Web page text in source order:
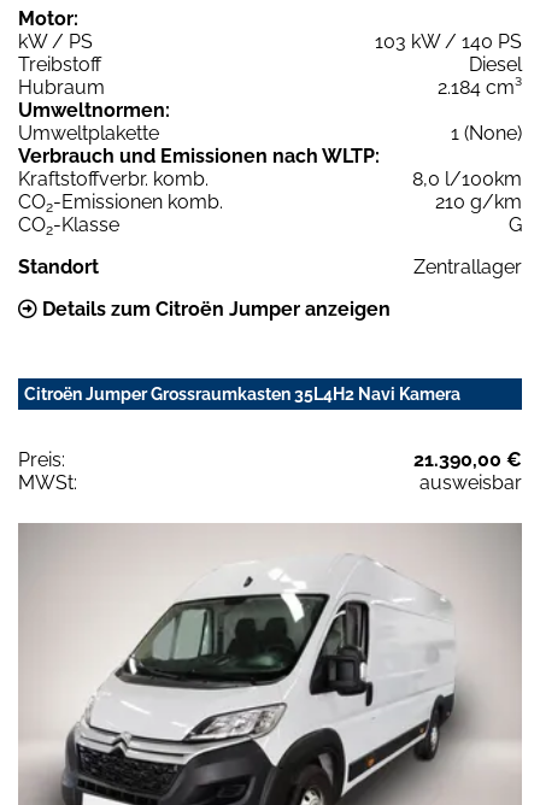
Motor:
kW / PS
103 kW / 140 PS
Treibstoff
Diesel
Hubraum
2.184 cm³
Umweltnormen:
Umweltplakette
1 (None)
Verbrauch und Emissionen nach WLTP:
Kraftstoffverbr. komb.
8,0 l/100km
CO2-Emissionen komb.
210 g/km
CO2-Klasse
G
Standort
Zentrallager
Details zum Citroën Jumper anzeigen
Citroën Jumper Grossraumkasten 35L4H2 Navi Kamera
Preis:
21.390,00 €
MWSt:
ausweisbar